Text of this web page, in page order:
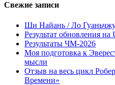
Свежие записи
Ши Найань / Ло
Результат обновления на
Результаты ЧМ-2026
Моя подготовка к
мысли
Отзыв на весь цикл
Времени»